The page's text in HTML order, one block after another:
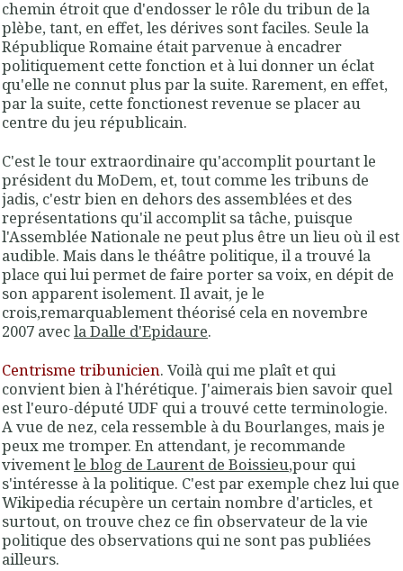
chemin étroit que d'endosser le rôle du tribun de la
plèbe, tant, en effet, les dérives sont faciles. Seule la
République Romaine était parvenue à encadrer
politiquement cette fonction et à lui donner un éclat
qu'elle ne connut plus par la suite. Rarement, en effet,
par la suite, cette fonctionest revenue se placer au
centre du jeu républicain.
C'est le tour extraordinaire qu'accomplit pourtant le
président du MoDem, et, tout comme les tribuns de
jadis, c'estr bien en dehors des assemblées et des
représentations qu'il accomplit sa tâche, puisque
l'Assemblée Nationale ne peut plus être un lieu où il est
audible. Mais dans le théâtre politique, il a trouvé la
place qui lui permet de faire porter sa voix, en dépit de
son apparent isolement. Il avait, je le
crois,remarquablement théorisé cela en novembre
2007 avecla Dalle d'Epidaure.
Centrisme tribunicien. Voilà qui me plaît et qui
convient bien àl'hérétique. J'aimerais bien savoir quel
est l'euro-député UDF qui a trouvé cette terminologie.
A vue de nez, cela ressemble à du Bourlanges, mais je
peux me tromper. En attendant, je recommande
vivementle blog de Laurent de Boissieu,pour qui
s'intéresse à la politique. C'est par exemple chez lui que
Wikipedia récupère un certain nombre d'articles, et
surtout, on trouve chez ce fin observateur de la vie
politique des observations qui ne sont pas publiées
ailleurs.